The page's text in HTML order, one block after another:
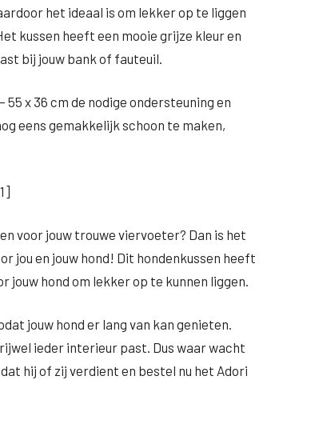
het ideaal is om lekker op te liggen
kussen heeft een mooie grijze kleur en
bij jouw bank of fauteuil.
– 55 x 36 cm de nodige ondersteuning en
eens gemakkelijk schoon te maken,
voor jouw trouwe viervoeter? Dan is het
jou en jouw hond! Dit hondenkussen heeft
jouw hond om lekker op te kunnen liggen.
jouw hond er lang van kan genieten.
ieder interieur past. Dus waar wacht
hij of zij verdient en bestel nu het Adori